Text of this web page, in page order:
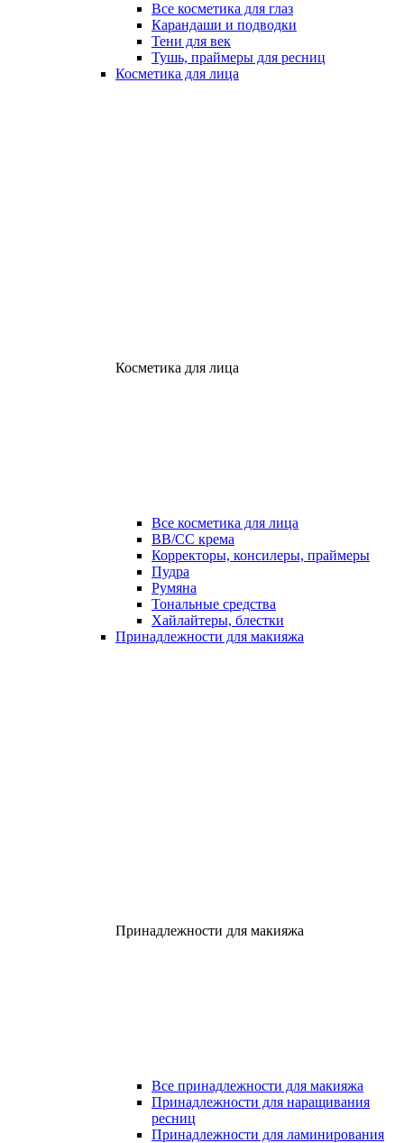
Все косметика для глаз
Карандаши и подводки
Тени для век
Тушь, праймеры для ресниц
Косметика для лица
Косметика для лица
Все косметика для лица
ВВ/СС крема
Корректоры, консилеры, праймеры
Пудра
Румяна
Тональные средства
Хайлайтеры, блестки
Принадлежности для макияжа
Принадлежности для макияжа
Все принадлежности для макияжа
Принадлежности для наращивания
ресниц
Принадлежности для ламинирования